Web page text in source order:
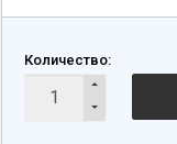
Количество: